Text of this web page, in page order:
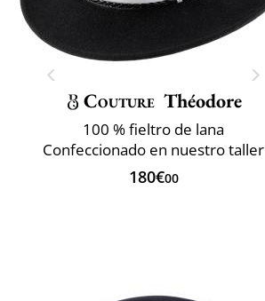
Couture Théodore
100 % fieltro de lana
Confeccionado en nuestro taller
180€00